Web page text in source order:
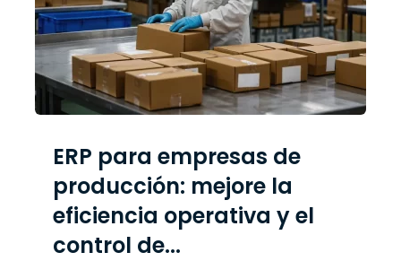
ERP para empresas de
producción: mejore la
eficiencia operativa y el
control de...